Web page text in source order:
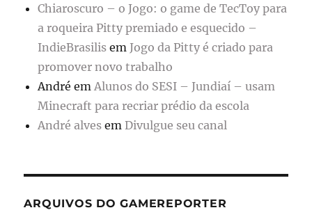
Chiaroscuro – o Jogo: o game de TecToy para
a roqueira Pitty premiado e esquecido –
IndieBrasilis em Jogo da Pitty é criado para
promover novo trabalho
André emAlunos do SESI – Jundiaí – usam
Minecraft para recriar prédio da escola
André alves emDivulgue seu canal
ARQUIVOS DO GAMEREPORTER